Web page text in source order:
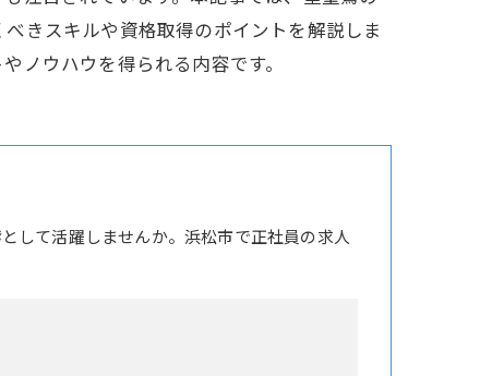
きスキルや資格取得のポイントを解説しま
ノウハウを得られる内容です。
して活躍しませんか。浜松市で正社員の求人